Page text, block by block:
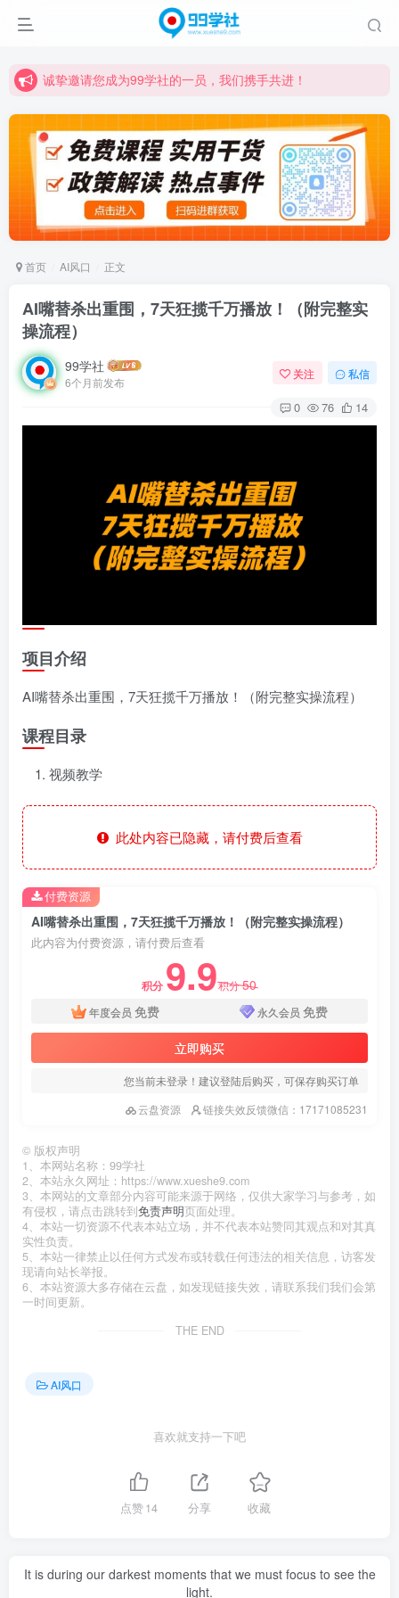
诚挚邀请您成为99学社的一员，我们携手共进！
诚挚邀请您成为99学社的一员，我们携手共进！
学习路上不孤独，99学社与你同行！分享全网优质VIP资源，炒股教程、创业教程、网络营销教程、自媒体短视频教程等，长期更新各大精品创业项目！
首页 AI风口 正文
AI嘴替杀出重围，7天狂揽千万播放！（附完整实
操流程）
99学社
6个月前发布
关注 私信
0 76 14
项目介绍
AI嘴替杀出重围，7天狂揽千万播放！（附完整实操流程）
课程目录
视频教学
此处内容已隐藏，请付费后查看
AI嘴替杀出重围，7天狂揽千万播放！（附完整实操流程）
此内容为付费资源，请付费后查看
积分 9.9积分50
年度会员 免费 永久会员 免费
立即购买
您当前未登录！建议登陆后购买，可保存购买订单
云盘资源
链接失效反馈微信：17171085231
付费资源
© 版权声明
1、本网站名称：99学社
2、本站永久网址：https://www.xueshe9.com
3、本网站的文章部分内容可能来源于网络，仅供大家学习与参考，如
有侵权，请点击跳转到免责声明页面处理。
4、本站一切资源不代表本站立场，并不代表本站赞同其观点和对其真
实性负责。
5、本站一律禁止以任何方式发布或转载任何违法的相关信息，访客发
现请向站长举报。
6、本站资源大多存储在云盘，如发现链接失效，请联系我们我们会第
一时间更新。
THE END
AI风口
喜欢就支持一下吧
点赞14 分享 收藏
It is during our darkest moments that we must focus to see the
light.